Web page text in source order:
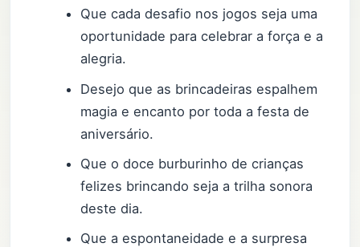
Que cada desafio nos jogos seja uma
oportunidade para celebrar a força e a
alegria.
Desejo que as brincadeiras espalhem
magia e encanto por toda a festa de
aniversário.
Que o doce burburinho de crianças
felizes brincando seja a trilha sonora
deste dia.
Que a espontaneidade e a surpresa